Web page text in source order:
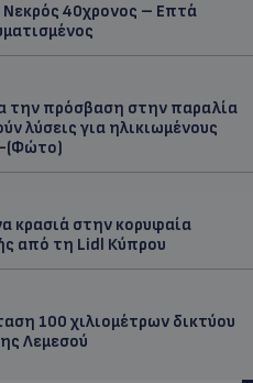
40χρονος – Επτά
την πρόσβαση στην παραλία
λύσεις για ηλικιωμένους
(Φώτο)
κρασιά στην κορυφαία
από τη Lidl Κύπρου
100 χιλιομέτρων δικτύου
Λεμεσού